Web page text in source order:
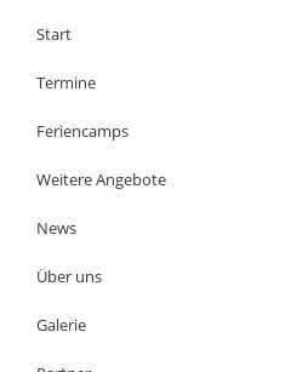
Start
Termine
Feriencamps
Weitere Angebote
News
Über uns
Galerie